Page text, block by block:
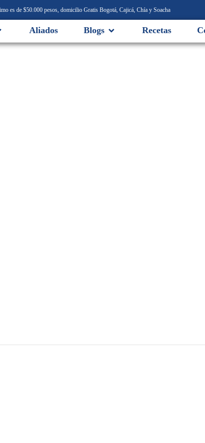
es de $50.000 pesos, domicilio Gratis Bogotá, Cajicá, Chía y Soacha
Aliados Blogs Recetas